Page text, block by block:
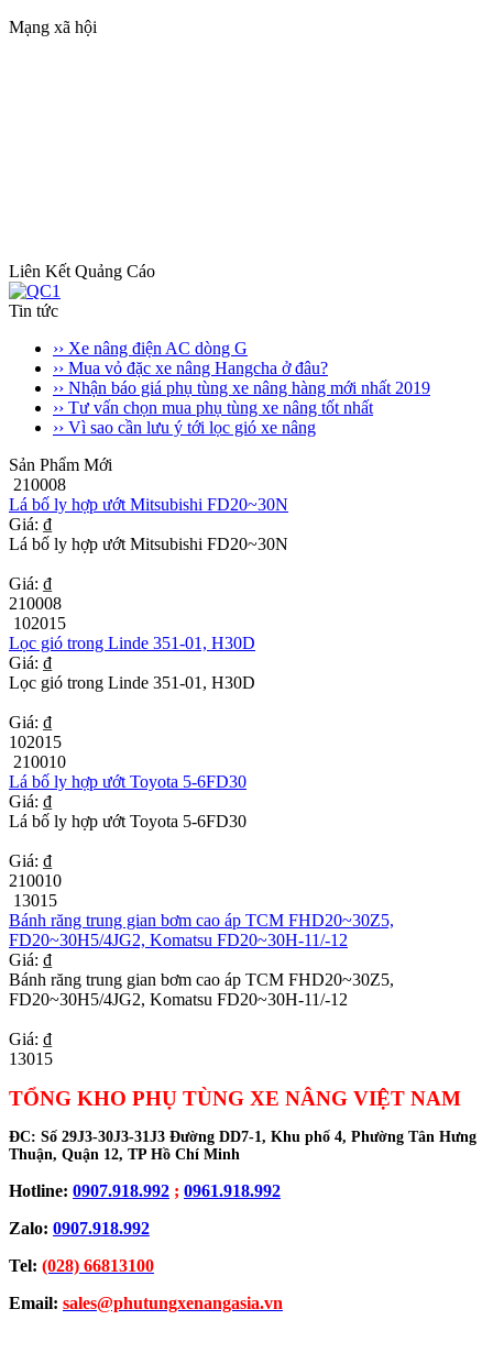
Mạng xã hội
Liên Kết Quảng Cáo
Tin tức
›› Xe nâng điện AC dòng G
›› Mua vỏ đặc xe nâng Hangcha ở đâu?
›› Nhận báo giá phụ tùng xe nâng hàng mới nhất 2019
›› Tư vấn chọn mua phụ tùng xe nâng tốt nhất
›› Vì sao cần lưu ý tới lọc gió xe nâng
Sản Phẩm Mới
210008
Lá bố ly hợp ướt Mitsubishi FD20~30N
Giá: ₫
Lá bố ly hợp ướt Mitsubishi FD20~30N
Giá: ₫
210008
102015
Lọc gió trong Linde 351-01, H30D
Giá: ₫
Lọc gió trong Linde 351-01, H30D
Giá: ₫
102015
210010
Lá bố ly hợp ướt Toyota 5-6FD30
Giá: ₫
Lá bố ly hợp ướt Toyota 5-6FD30
Giá: ₫
210010
13015
Bánh răng trung gian bơm cao áp TCM FHD20~30Z5,
FD20~30H5/4JG2, Komatsu FD20~30H-11/-12
Giá: ₫
Bánh răng trung gian bơm cao áp TCM FHD20~30Z5,
FD20~30H5/4JG2, Komatsu FD20~30H-11/-12
Giá: ₫
13015
TỔNG KHO PHỤ TÙNG XE NÂNG VIỆT NAM
ĐC: Số 29J3-30J3-31J3 Đường DD7-1, Khu phố 4, Phường Tân Hưng
Thuận, Quận 12, TP Hồ Chí Minh
Hotline: 0907.918.992 ; 0961.918.992
Zalo: 0907.918.992
Tel: (028) 66813100
Email: sales@phutungxenangasia.vn